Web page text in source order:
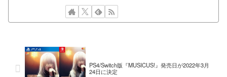
PS4/Switch版『MUSICUS!』発売日が2022年3月
24日に決定